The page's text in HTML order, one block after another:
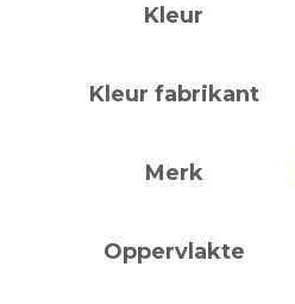
Kleur
Kleur fabrikant
Merk
Oppervlakte